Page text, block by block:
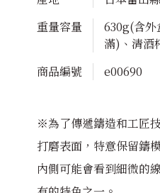
重量容量
630g(含
滿)、清酒
商品編號
e00690
※為了傳遞鑄造和工匠
打磨表面，特意保留鑄
內側可能會看到細微的